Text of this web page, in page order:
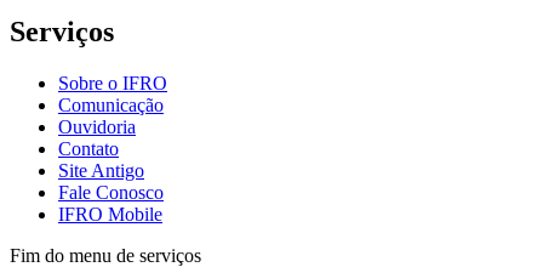
Serviços
Sobre o IFRO
Comunicação
Ouvidoria
Contato
Site Antigo
Fale Conosco
IFRO Mobile
Fim do menu de serviços